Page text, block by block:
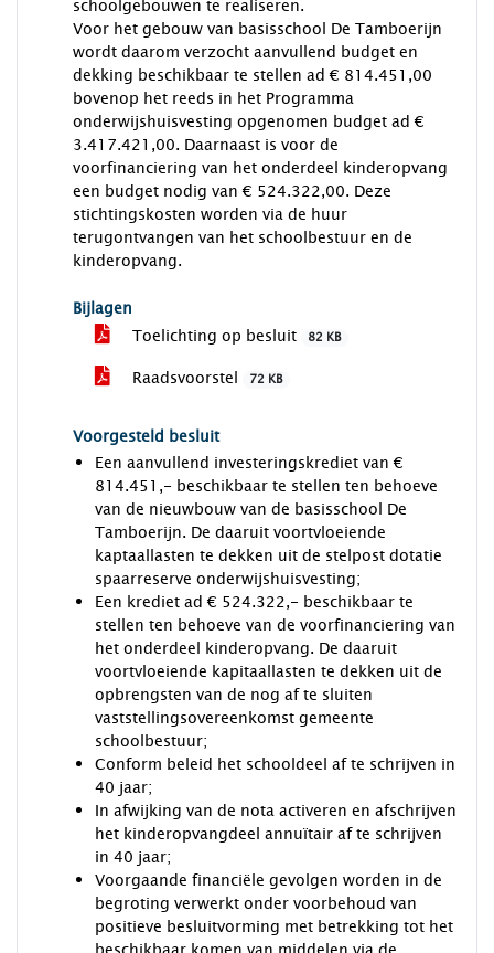
schoolgebouwen te realiseren.
Voor het gebouw van basisschool De Tamboerijn
wordt daarom verzocht aanvullend budget en
dekking beschikbaar te stellen ad € 814.451,00
bovenop het reeds in het Programma
onderwijshuisvesting opgenomen budget ad €
3.417.421,00. Daarnaast is voor de
voorfinanciering van het onderdeel kinderopvang
een budget nodig van € 524.322,00. Deze
stichtingskosten worden via de huur
terugontvangen van het schoolbestuur en de
kinderopvang.
Bijlagen
Toelichting op besluit
82 KB
Raadsvoorstel 72 KB
Voorgesteld besluit
Een aanvullend investeringskrediet van €
814.451,- beschikbaar te stellen ten behoeve
van de nieuwbouw van de basisschool De
Tamboerijn. De daaruit voortvloeiende
kaptaallasten te dekken uit de stelpost dotatie
spaarreserve onderwijshuisvesting;
Een krediet ad € 524.322,- beschikbaar te
stellen ten behoeve van de voorfinanciering van
het onderdeel kinderopvang. De daaruit
voortvloeiende kapitaallasten te dekken uit de
opbrengsten van de nog af te sluiten
vaststellingsovereenkomst gemeente
schoolbestuur;
Conform beleid het schooldeel af te schrijven in
40 jaar;
In afwijking van de nota activeren en afschrijven
het kinderopvangdeel annuïtair af te schrijven
in 40 jaar;
Voorgaande financiële gevolgen worden in de
begroting verwerkt onder voorbehoud van
positieve besluitvorming met betrekking tot het